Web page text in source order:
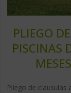
PLIEGO
PISCINAS
Pliego de clausulas